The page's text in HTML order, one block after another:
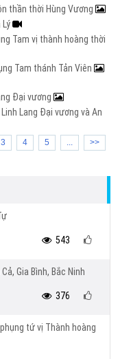
thần thời Hùng Vương
Tam vị thành hoàng thời
Tam thánh Tản Viên
Đại vương
Lang Đại vương và An
3 4 5 ... >>
543
Gia Bình, Bắc Ninh
376
tứ vị Thành hoàng